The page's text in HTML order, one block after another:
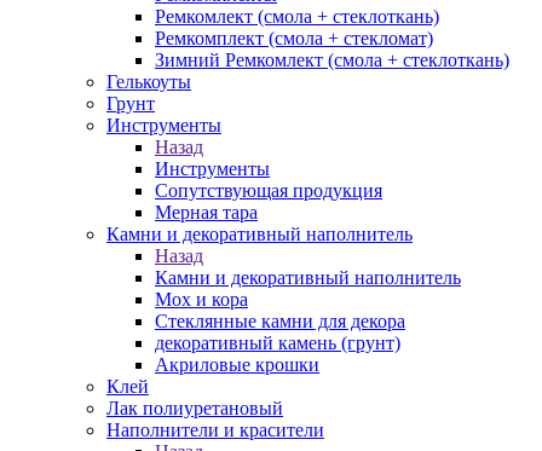
Ремкомлект (смола + стеклоткань)
Ремкомплект (смола + стекломат)
Зимний Ремкомлект (смола + стеклоткань)
Гелькоуты
Грунт
Инструменты
Назад
Инструменты
Сопутствующая продукция
Мерная тара
Камни и декоративный наполнитель
Назад
Камни и декоративный наполнитель
Мох и кора
Стеклянные камни для декора
декоративный камень (грунт)
Акриловые крошки
Клей
Лак полиуретановый
Наполнители и красители